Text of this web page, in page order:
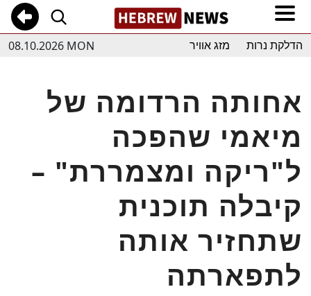
08.10.2026 MON הדלקת נרות מזג אוויר
אחותה הרדומה של
מיאמי שהפכה
ל"ריקה ומצמררת" –
קיבלה תוכנית
שתחזיר אותה
לתפארתה